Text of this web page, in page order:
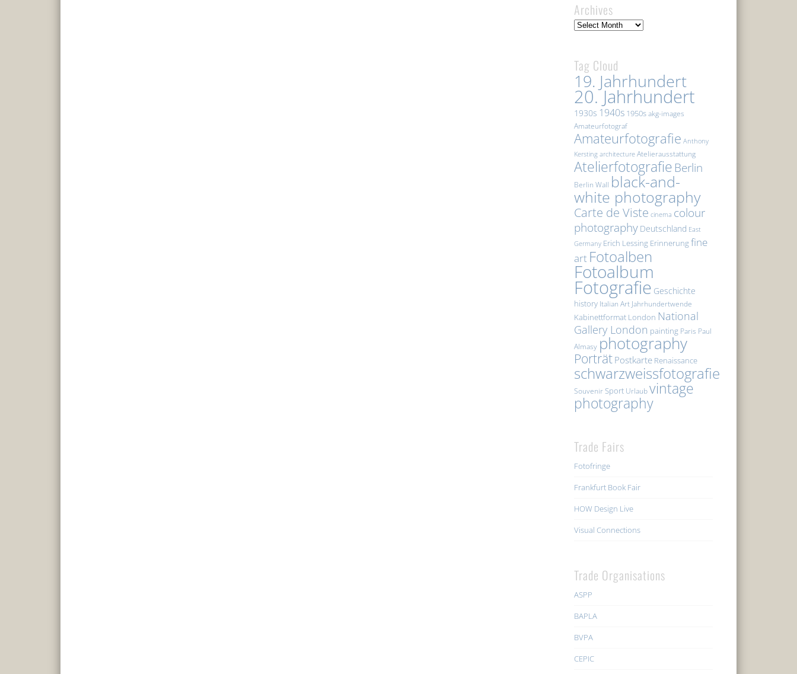
Archives
Archives
Tag Cloud
19. Jahrhundert
20. Jahrhundert
1930s 1940s 1950s akg-images
Amateurfotograf
Amateurfotografie Anthony
Kersting architecture Atelierausstattung
Atelierfotografie Berlin
Berlin Wall black-and-
white photography
Carte de Viste cinema colour
photography Deutschland East
Germany Erich Lessing Erinnerungfine
art Fotoalben
Fotoalbum
Fotografie Geschichte
history Italian Art Jahrhundertwende
Kabinettformat London National
Gallery London painting Paris Paul
Almasy photography
Porträt Postkarte Renaissance
schwarzweissfotografie
Souvenir Sport Urlaub vintage
photography
Trade Fairs
Fotofringe
Frankfurt Book Fair
HOW Design Live
Visual Connections
Trade Organisations
ASPP
BAPLA
BVPA
CEPIC